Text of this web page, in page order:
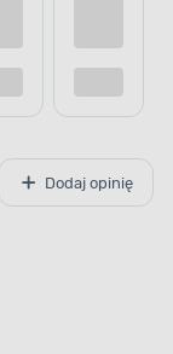
Dodaj opinię